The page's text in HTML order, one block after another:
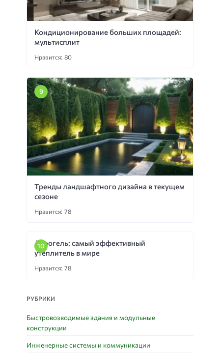
Кондиционирование больших площадей:
мультисплит
Нравится: 80
Тренды ландшафтного дизайна в текущем
сезоне
Нравится: 78
Аэрогель: самый эффективный
утеплитель в мире
Нравится: 78
РУБРИКИ
Быстровозводимые здания и модульные
конструкции
Инженерные системы и коммуникации